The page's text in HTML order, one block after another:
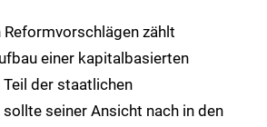
Reformvorschlägen zählt
einer kapitalbasierten
der staatlichen
seiner Ansicht nach in den